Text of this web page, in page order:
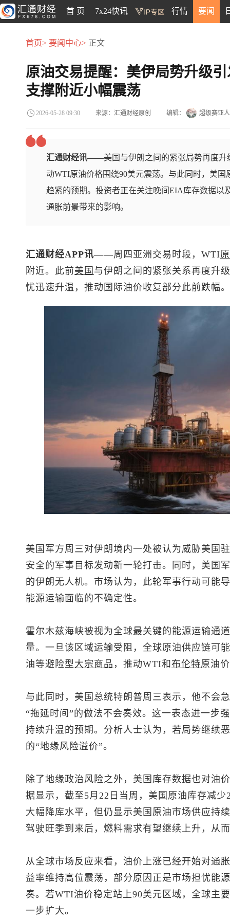
首 页 7x24快讯 行情 要闻
首页> 要闻中心> 正文
原油交易提醒：美伊局势升级
支撑附近小幅震荡
2026-05-28 09:30 来源：汇通财经原创 编辑： 超级赛亚人
汇通财经讯——美国与伊朗之间的紧张局势再度
动WTI原油价格围绕90美元震荡。与此同时，美
趋紧的预期。投资者正在关注晚间EIA库存数据以
通胀前景带来的影响。
汇通财经APP讯——周四亚洲交易时段，WTI
附近。此前美国 与伊朗之间的紧张关系再度升
忧迅速升温，推动国际油价收复部分此前跌幅。
美国军方周三对伊朗境内一处被认为威胁美国
安全的军事目标发动新一轮打击。同时，美国
的伊朗无人机。市场认为，此轮军事行动可能
能源运输面临的不确定性。
霍尔木兹海峡被视为全球最关键的能源运输通
量。一旦该区域运输受阻，全球原油供应链可
油等避险型大宗商品 ，推动WTI和 布伦特原油
与此同时，美国总统特朗普周三表示，他不会
“拖延时间”的做法不会奏效。这一表态进一步
持续升温的预期。分析人士认为，若局势继续
的“地缘风险溢价”。
除了地缘政治风险之外，美国库存数据也对油
据显示，截至5月22日当周，美国原油库存减
大幅降库水平，但仍显示美国原油市场供应持
驾驶旺季到来后，燃料需求有望继续上升，从
从全球市场反应来看，油价上涨已经开始对通
益率维持高位震荡，部分原因正是市场担忧能
奏。若WTI油价稳定站上90美元区域，全球主
一步扩大。